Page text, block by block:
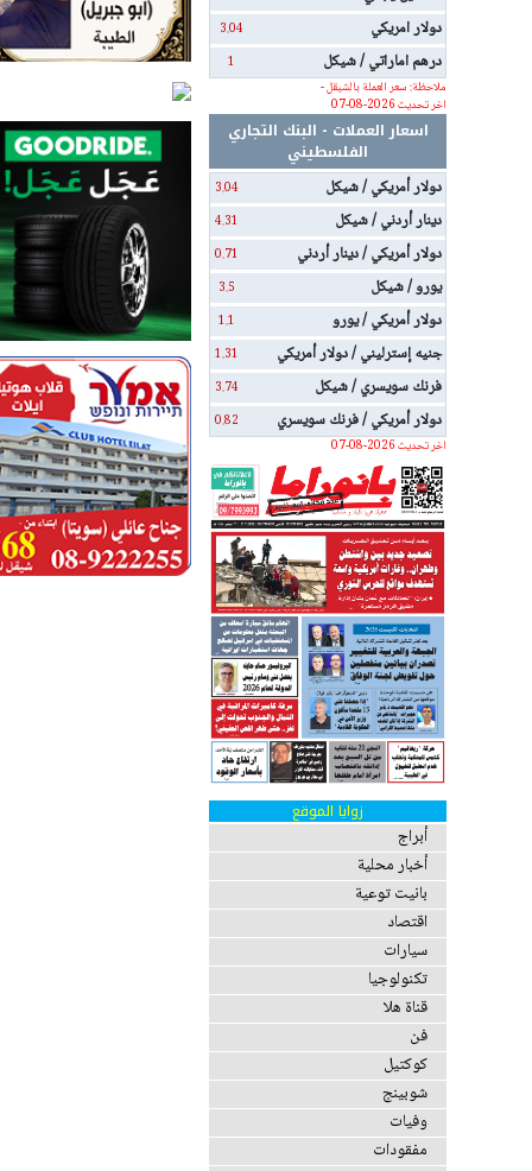
دولار امريكي 3.04
درهم اماراتي / شيكل
1
ملاحظة: سعر العملة بالشيقل -
اخر تحديث 2026-08-07
اسعار العملات - البنك التجاري
الفلسطيني
دولار أمريكي / شيكل
3.04
دينار أردني / شيكل 4.31
دولار أمريكي / دينار أردني 0.71
يورو / شيكل 3.5
دولار أمريكي / يورو 1.1
جنيه إسترليني / دولار أمريكي 1.31
فرنك سويسري / شيكل 3.74
دولار أمريكي / فرنك سويسري
0.82
اخر تحديث 2026-08-07
زوايا الموقع
أبراج
أخبار محلية
بانيت توعية
اقتصاد
سيارات
تكنولوجيا
قناة هلا
فن
كوكتيل
شوبينج
وفيات
مفقودات